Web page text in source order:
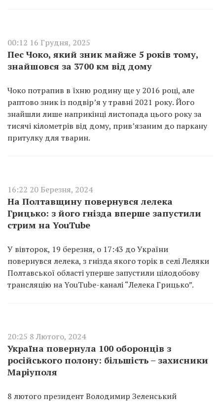
00:12 16 Грудня, 2025
Пес Чоко, який зник майже 5 років тому,
знайшовся за 3700 км від дому
Чоко потрапив в їхню родину ще у 2016 році, але
раптово зник із подвір’я у травні 2021 року. Його
знайшли лише наприкінці листопада цього року за
тисячі кілометрів від дому, прив’язаним до паркану
притулку для тварин.
16:22 20 Березня, 2024
На Полтавщину повернувся лелека
Грицько: з його гнізда вперше запустили
стрим на YouTube
У вівторок, 19 березня, о 17:43 до України
повернувся лелека, з гнізда якого торік в селі Леляки
Полтавської області уперше запустили цілодобову
трансляцію на YouTube-каналі “Лелека Грицько”.
20:25 8 Лютого, 2024
Україна повернула 100 оборонців з
російського полону: більшість – захисники
Маріуполя
8 лютого президент Володимир Зеленський